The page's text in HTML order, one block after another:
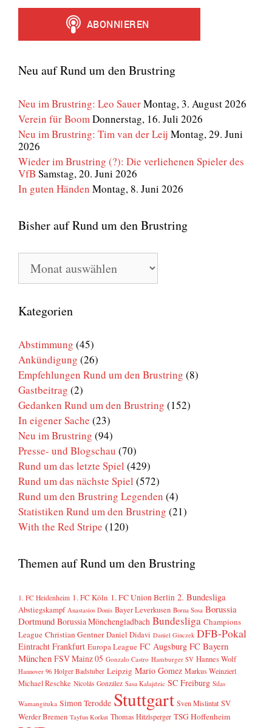
Neu auf Rund um den Brustring
Neu im Brustring: Leo SauerMontag, 3. August 2026
Verein für BoomDonnerstag, 16. Juli 2026
Neu im Brustring: Tim van der Leij Montag, 29. Juni
2026
Wieder im Brustring (?): Die verliehenen Spieler des
VfB Samstag, 20. Juni 2026
In guten Händen Montag, 8. Juni 2026
Bisher auf Rund um den Brustring
Bisher
auf
Rund
den
Brustring
Kategorien
Abstimmung (45)
Ankündigung (26)
Empfehlungen Rund um den Brustring (8)
Gastbeitrag (2)
Gedanken Rund um den Brustring (152)
In eigener Sache (23)
Neu im Brustring (94)
Presse- und Blogschau (70)
Rund um das letzte Spiel (429)
Rund um das nächste Spiel (572)
Rund um den Brustring Legenden (4)
Statistiken Rund um den Brustring (21)
With the Red Stripe (120)
Themen auf Rund um den Brustring
1. FC Heidenheim 1. FC Köln 1. FC Union Berlin 2. Bundesliga
Abstiegskampf Anastasios Donis Bayer Leverkusen Borna Sosa Borussia
Dortmund Borussia Mönchengladbach Bundesliga Champions
League Christian Gentner Daniel Didavi Daniel Ginczek DFB-Pokal
Eintracht Frankfurt Europa League FC Augsburg FC Bayern
München FSV Mainz 05 Gonzalo Castro Hamburger SV Hannes Wolf
Hannover 96 Holger Badstuber Leipzig Mario Gomez Markus Weinzierl
Michael Reschke Nicolás González Sasa Kalajdzic SC Freiburg Silas
Wamangituka Simon Terodde Stuttgart Sven Mislintat SV
Werder Bremen Tayfun Korkut Thomas Hitzlsperger TSG Hoffenheim